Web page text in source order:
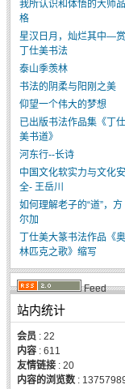
我所认识和体悟的大师品
格
星汉日月，灿烂其中—赏
丁仕美书法
泰山季羡林
书法的阴柔与阳刚之美
仰望一个伟大的梦想
已出版书法作品集《丁仕
美书道》
河东行--长诗
中国文化软实力与文化安
全- 王岳川
如何理解老子的“道”，方
尔加
丁仕美大篆书法作品《奥
林匹克之歌》缩写
Feed
站内统计
会员 : 22
内容 : 611
友情链接 : 20
内容的浏览数 :